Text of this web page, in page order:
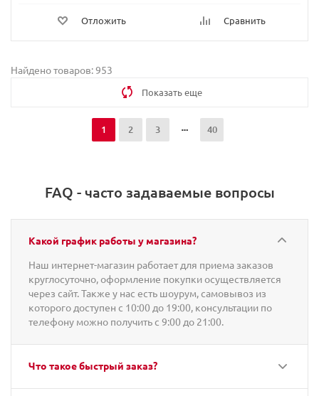
Отложить Сравнить
Найдено товаров: 953
Показать еще
1 2 3 40
FAQ - часто задаваемые вопросы
Какой график работы у магазина?
Наш интернет-магазин работает для приема заказов
круглосуточно, оформление покупки осуществляется
через сайт. Также у нас есть шоурум, самовывоз из
которого доступен с 10:00 до 19:00, консультации по
телефону можно получить с 9:00 до 21:00.
Что такое быстрый заказ?